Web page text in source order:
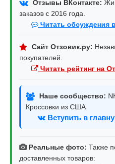
Отзывы ВКонтакте:
заказов с 2016 года.
Читать обсуждения
Сайт Отзовик.ру:
покупателей.
Читать рейтинг на
Наше сообщество:
Кроссовки из США
Вступить в
Реальные фото: Также
доставленных товаров: